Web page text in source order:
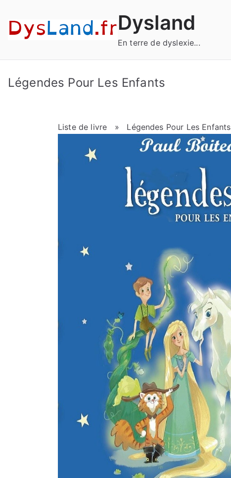
contenu
Dysland
En terre de dyslexie...
Légendes Pour Les Enfants
Liste de livre » Légendes Pour Les Enfants